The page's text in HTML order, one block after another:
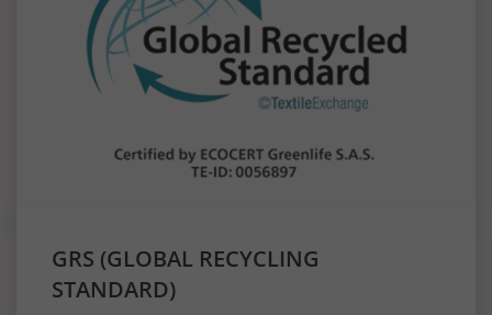
GRS (GLOBAL RECYCLING
STANDARD)